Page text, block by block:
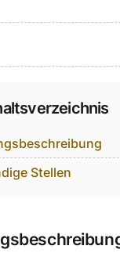
teilen
Stellen